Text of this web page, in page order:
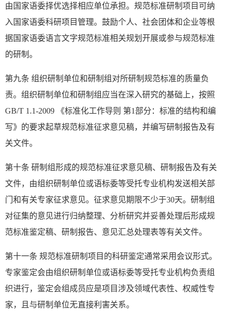
由国家语委择优选择相应单位承担。规范标准研制项目可纳
入国家语委科研项目管理。鼓励个人、社会团体和企业等根
据国家语委语言文字规范标准相关规划开展或参与规范标准
的研制。
第九条 组织研制单位和研制组对所研制规范标准的质量负
责。组织研制单位和研制组应当在深入研究的基础上，按照
GB/T 1.1-2009 《标准化工作导则 第1部分：标准的结构和编
写》的要求起草规范标准征求意见稿，并编写研制报告及有
关文件。
第十条 研制组形成的规范标准征求意见稿、研制报告及有关
文件，由组织研制单位或语标委等受托专业机构发送相关部
门和有关专家征求意见。征求意见期限不少于30天。研制组
对征集的意见进行归纳整理、分析研究并妥善处理后形成规
范标准鉴定稿、研制报告、意见汇总处理表等有关文件。
第十一条 规范标准研制项目的科研鉴定通常采用会议形式。
专家鉴定会由组织研制单位或语标委等受托专业机构负责组
织进行，鉴定会组成员应是项目涉及领域代表性、权威性专
家，且与研制单位无直接利害关系。